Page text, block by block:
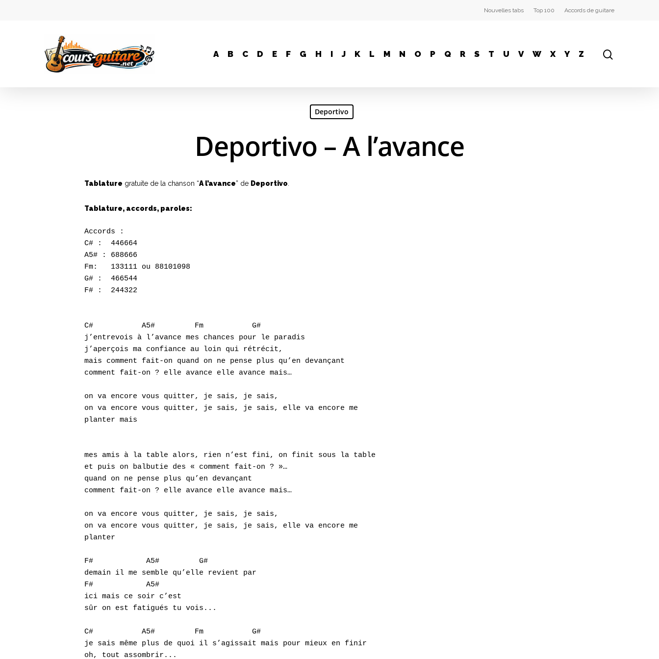
Nouvelles tabs Top 100 Accords de guitare
A B C D E F G H I J K L M N O P Q R S T U V W X Y Z
Deportivo
Deportivo – A l’avance
Tablature gratuite de la chanson “A l’avance” de Deportivo
Tablature, accords, paroles:
Accords :
C# :  446664
A5# : 688666
Fm:   133111 ou 88101098
G# :  466544
F# :  244322
C#           A5#         Fm           G#
j’entrevois à l’avance mes chances pour le paradis
j’aperçois ma confiance au loin qui rétrécit,
mais comment fait-on quand on ne pense plus qu’en devançant
comment fait-on ? elle avance elle avance mais…
on va encore vous quitter, je sais, je sais,
on va encore vous quitter, je sais, je sais, elle va encore me
planter mais
mes amis à la table alors, rien n’est fini, on finit sous la table
et puis on balbutie des « comment fait-on ? »…
quand on ne pense plus qu’en devançant
comment fait-on ? elle avance elle avance mais…
on va encore vous quitter, je sais, je sais,
on va encore vous quitter, je sais, je sais, elle va encore me
planter
F#            A5#         G#
demain il me semble qu’elle revient par
F#            A5#
ici mais ce soir c’est
sûr on est fatigués tu vois...
C#           A5#         Fm           G#
je sais même plus de quoi il s’agissait mais pour mieux en finir